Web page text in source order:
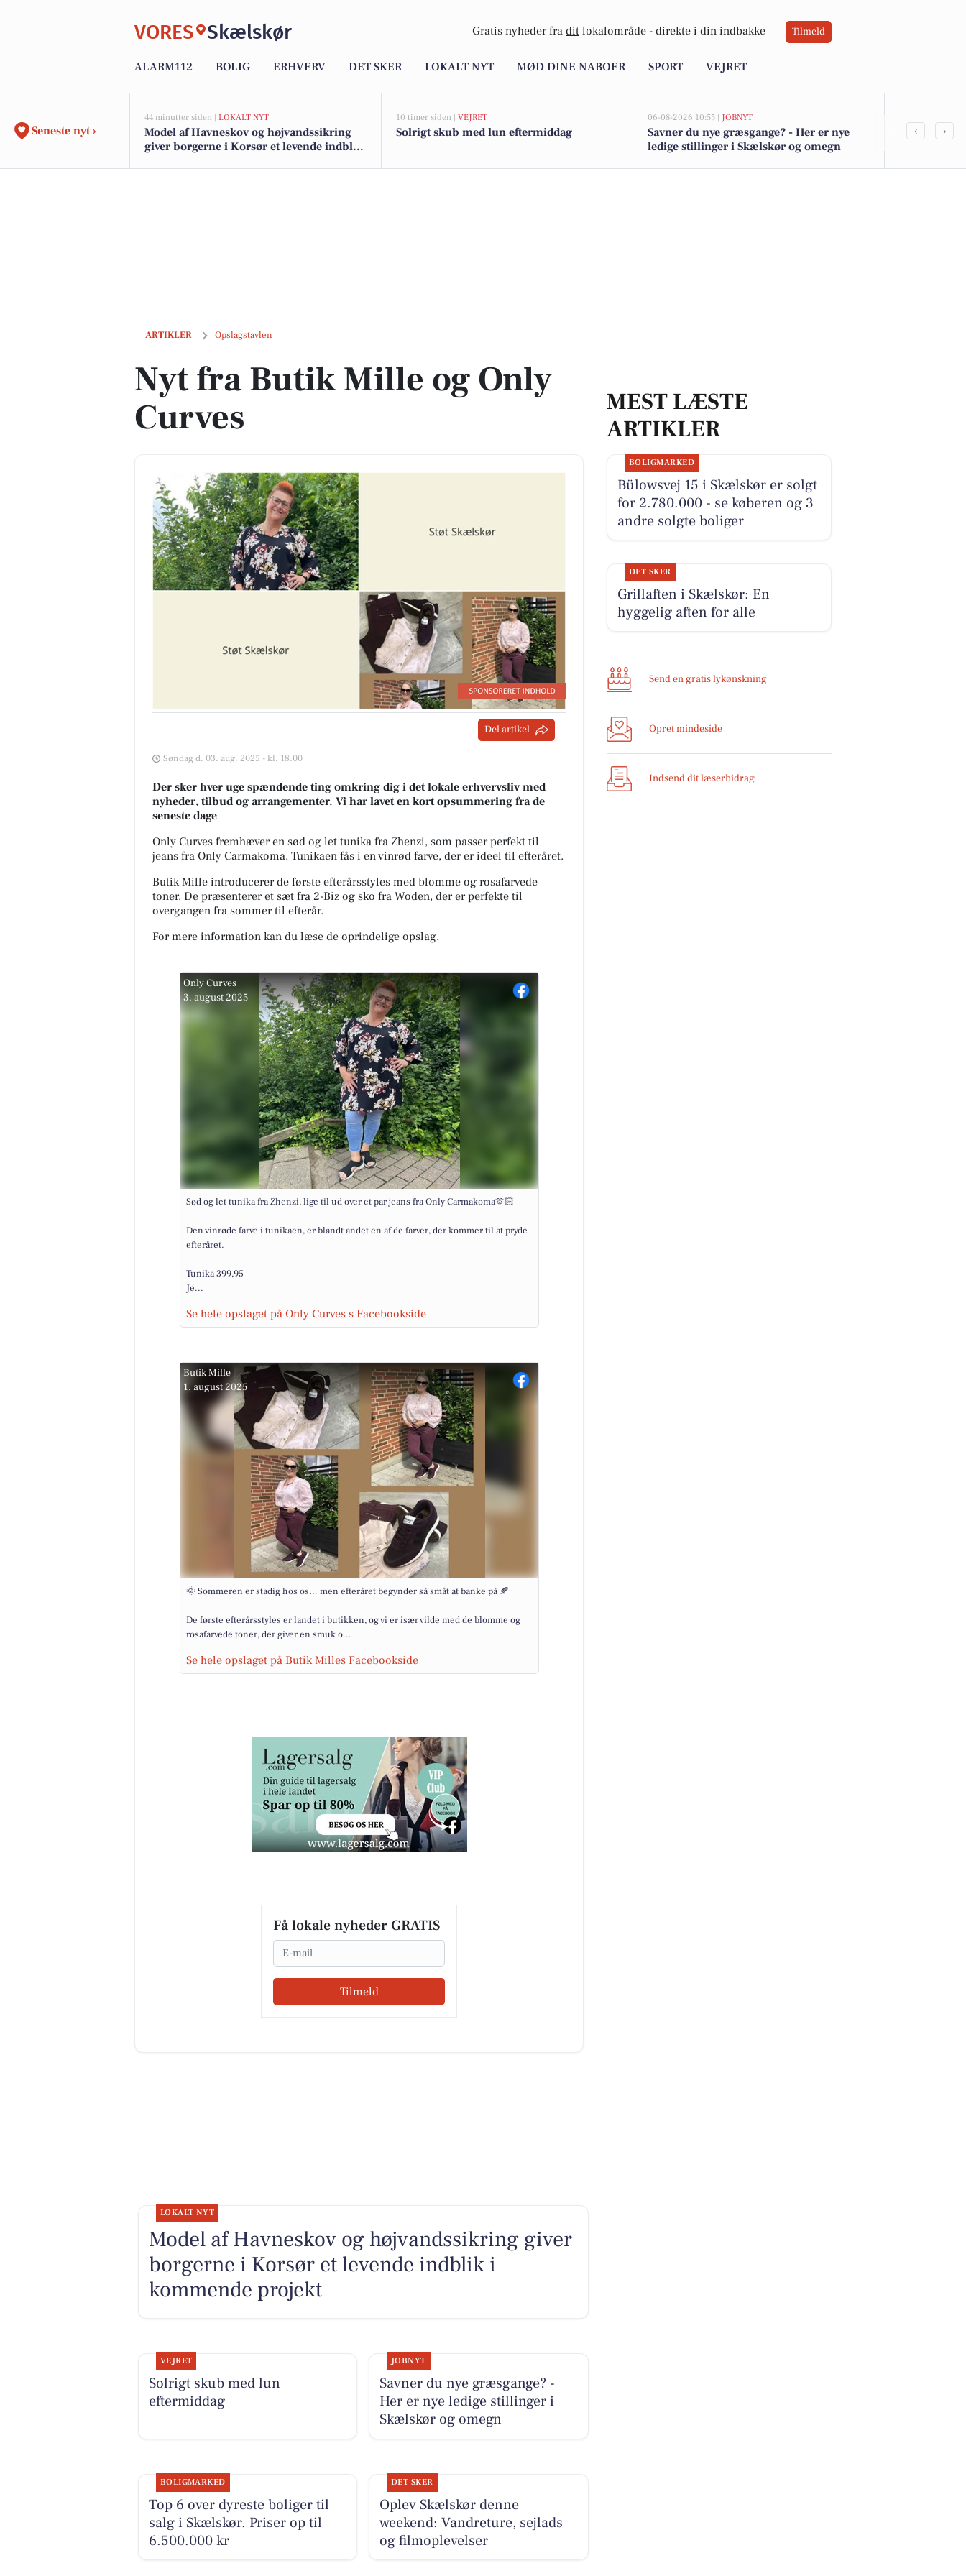
VORES Skælskør Gratis nyheder fra dit lokalområde - direkte i din indbakke Tilmeld
ALARM112 BOLIG ERHVERV DET SKER LOKALT NYT MØD DINE NABOER SPORT VEJRET
Seneste nyt ›
44 minutter siden | LOKALT NYT
Model af Havneskov og højvandssikring
giver borgerne i Korsør et levende indblik
10 timer siden | VEJRET
Solrigt skub med lun eftermiddag
06-08-2026 10:55 | JOBNYT
Savner du nye græsgange? - Her er nye
ledige stillinger i Skælskør og omegn
Top 6 over
‹ ›
ARTIKLER Opslagstavlen
Nyt fra Butik Mille og Only Curves
Nyt fra Butik Mille og Only
Curves
Del artikel
Søndag d. 03. aug. 2025 - kl. 18:00
Der sker hver uge spændende ting omkring dig i det lokale erhvervsliv med
nyheder, tilbud og arrangementer. Vi har lavet en kort opsummering fra de
seneste dage
Only Curves fremhæver en sød og let tunika fra Zhenzi, som passer perfekt til
jeans fra Only Carmakoma. Tunikaen fås i en vinrød farve, der er ideel til efteråret.
Butik Mille introducerer de første efterårsstyles med blomme og rosafarvede
toner. De præsenterer et sæt fra 2-Biz og sko fra Woden, der er perfekte til
overgangen fra sommer til efterår.
For mere information kan du læse de oprindelige opslag.
Only Curves
3. august 2025
Sød og let tunika fra Zhenzi, lige til ud over et par jeans fra Only Carmakoma🫶🏻
Den vinrøde farve i tunikaen, er blandt andet en af de farver, der kommer til at pryde
efteråret.
Tunika 399,95
Je...
Se hele opslaget på Only Curves s Facebookside
Butik Mille
1. august 2025
🌞 Sommeren er stadig hos os… men efteråret begynder så småt at banke på 🍂
De første efterårsstyles er landet i butikken, og vi er især vilde med de blomme og
rosafarvede toner, der giver en smuk o...
Se hele opslaget på Butik Milles Facebookside
Få lokale nyheder GRATIS
Email
Tilmeld
MEST LÆSTE
ARTIKLER
BOLIGMARKED
Bülowsvej 15 i Skælskør er solgt
for 2.780.000 - se køberen og 3
andre solgte boliger
DET SKER
Grillaften i Skælskør: En
hyggelig aften for alle
Send en gratis lykønskning
Opret mindeside
Indsend dit læserbidrag
LOKALT NYT
Model af Havneskov og højvandssikring giver
borgerne i Korsør et levende indblik i
kommende projekt
VEJRET
Solrigt skub med lun
eftermiddag
JOBNYT
Savner du nye græsgange? -
Her er nye ledige stillinger i
Skælskør og omegn
BOLIGMARKED
Top 6 over dyreste boliger til
salg i Skælskør. Priser op til
6.500.000 kr
DET SKER
Oplev Skælskør denne
weekend: Vandreture, sejlads
og filmoplevelser